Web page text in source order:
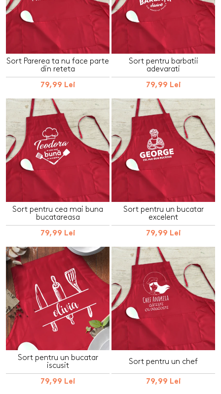
Sort Parerea ta nu face parte
din reteta
79,99 Lei
Sort pentru barbatii
adevarati
79,99 Lei
Sort pentru cea mai buna
bucatareasa
79,99 Lei
Sort pentru un bucatar
excelent
79,99 Lei
Sort pentru un bucatar
iscusit
79,99 Lei
Sort pentru un chef
79,99 Lei